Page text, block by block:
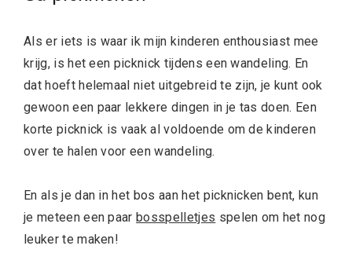
Als er iets is waar ik mijn kinderen enthousiast mee
krijg, is het een picknick tijdens een wandeling. En
dat hoeft helemaal niet uitgebreid te zijn, je kunt ook
gewoon een paar lekkere dingen in je tas doen. Een
korte picknick is vaak al voldoende om de kinderen
over te halen voor een wandeling.
En als je dan in het bos aan het picknicken bent, kun
je meteen een paarbosspelletjes spelen om het nog
leuker te maken!